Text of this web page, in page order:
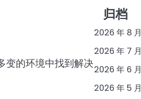
变的环境中找到解决
归档
2026 年 8 月
2026 年 7 月
2026 年 6 月
2026 年 5 月